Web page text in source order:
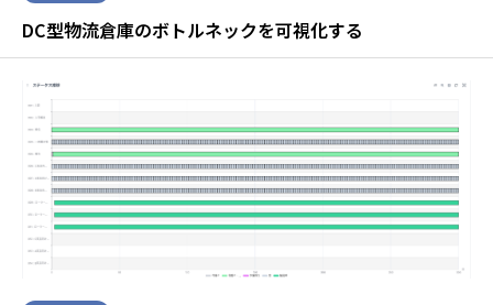
DC型物流倉庫のボトルネックを可視化する